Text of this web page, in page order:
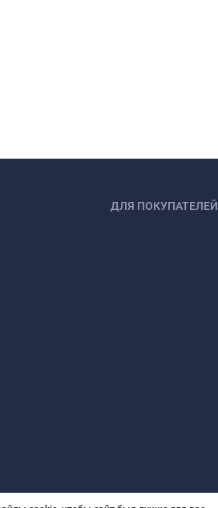
ДЛЯ ПОКУПАТЕЛЕЙ